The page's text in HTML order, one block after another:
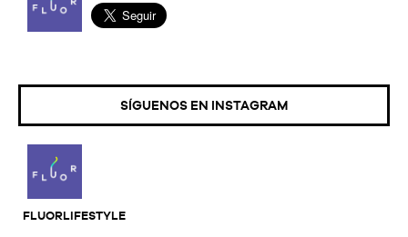
SÍGUENOS EN INSTAGRAM
FLUORLIFESTYLE